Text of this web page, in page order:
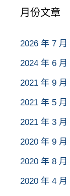
月份文章
2026 年 7 月
2024 年 6 月
2021 年 9 月
2021 年 5 月
2021 年 3 月
2020 年 9 月
2020 年 8 月
2020 年 4 月